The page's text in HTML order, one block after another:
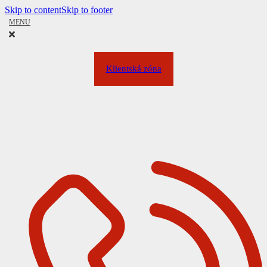
Skip to contentSkip to footer
MENU
Klientská zóna
BASIC pre menšie kotolne výkonom do 150 kW
ŠTANDARD pre kotolne s výkonom do 500 kW
PREMIUM pre veľké kotolne nad 500 kW